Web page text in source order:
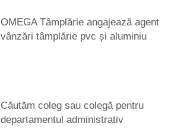
OMEGA Tâmplărie angajează agent
vânzări tâmplărie pvc și aluminiu
Căutăm coleg sau colegă pentru
departamentul administrativ